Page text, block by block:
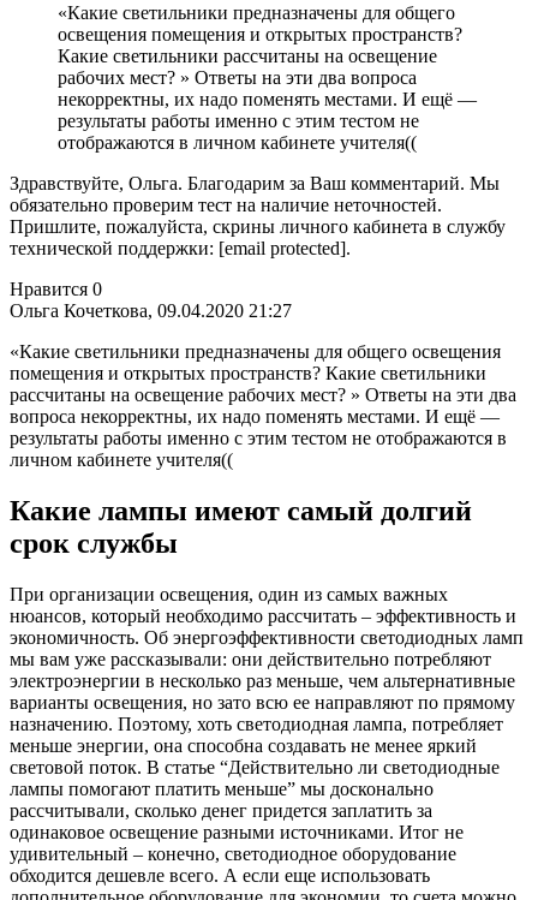
«Какие светильники предназначены для общего
освещения помещения и открытых пространств?
Какие светильники рассчитаны на освещение
рабочих мест? » Ответы на эти два вопроса
некорректны, их надо поменять местами. И ещё —
результаты работы именно с этим тестом не
отображаются в личном кабинете учителя((
Здравствуйте, Ольга. Благодарим за Ваш комментарий. Мы
обязательно проверим тест на наличие неточностей.
Пришлите, пожалуйста, скрины личного кабинета в службу
технической поддержки: [email protected].
Нравится 0
Ольга Кочеткова, 09.04.2020 21:27
«Какие светильники предназначены для общего освещения
помещения и открытых пространств? Какие светильники
рассчитаны на освещение рабочих мест? » Ответы на эти два
вопроса некорректны, их надо поменять местами. И ещё —
результаты работы именно с этим тестом не отображаются в
личном кабинете учителя((
Какие лампы имеют самый долгий
срок службы
При организации освещения, один из самых важных
нюансов, который необходимо рассчитать – эффективность и
экономичность. Об энергоэффективности светодиодных ламп
мы вам уже рассказывали: они действительно потребляют
электроэнергии в несколько раз меньше, чем альтернативные
варианты освещения, но зато всю ее направляют по прямому
назначению. Поэтому, хоть светодиодная лампа, потребляет
меньше энергии, она способна создавать не менее яркий
световой поток. В статье “Действительно ли светодиодные
лампы помогают платить меньше” мы досконально
рассчитывали, сколько денег придется заплатить за
одинаковое освещение разными источниками. Итог не
удивительный – конечно, светодиодное оборудование
обходится дешевле всего. А если еще использовать